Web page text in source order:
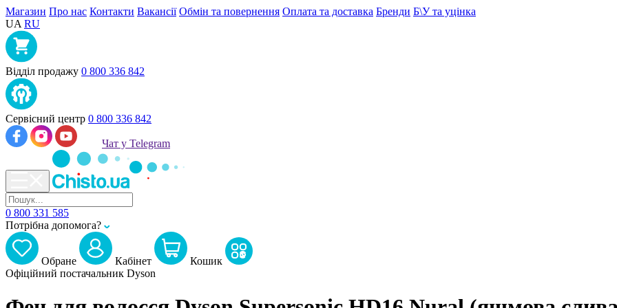
Магазин Про нас Контакти Вакансії Обмін та повернення Оплата та доставка Бренди Б\У та уцінка
UA RU
Відділ продажу 0 800 336 842
Сервісний центр 0 800 336 842
Чат у Telegram
0 800 331 585
Потрібна допомога?
Обране Кабiнет
Кошик
Офіційний постачальник Dyson